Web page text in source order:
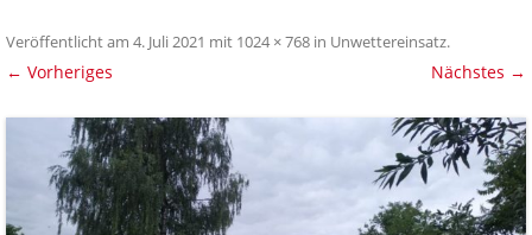
Veröffentlicht am 4. Juli 2021 mit 1024 × 768 in Unwettereinsatz.
← Vorheriges Nächstes →